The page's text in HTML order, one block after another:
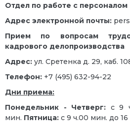
Отдел по работе с персоналом
Адрес электронной почты:
Прием по вопросам
кадрового делопроизводства
Адрес: ул. Сретенка д. 29, каб.
Телефон: +7 (495) 632-94-22
Дни приема:
Понедельник - Четверг: с 9
мин. Пятница: с 9 ч.00 мин. до 16